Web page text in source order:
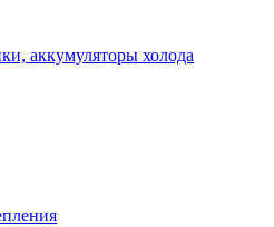
аккумуляторы холода